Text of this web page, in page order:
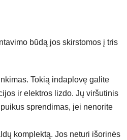
būdą jos skirstomos į tris
Tokią indaplovę galite
ir elektros lizdo. Jų viršutinis
sprendimas, jei nenorite
komplektą. Jos neturi išorinės